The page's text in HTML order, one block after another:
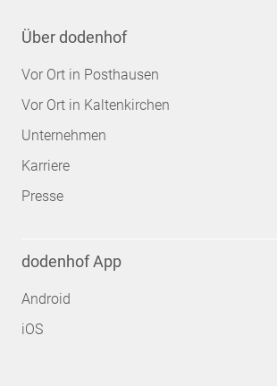
Über dodenhof
Vor Ort in Posthausen
Vor Ort in Kaltenkirchen
Unternehmen
Karriere
Presse
dodenhof App
Android
iOS